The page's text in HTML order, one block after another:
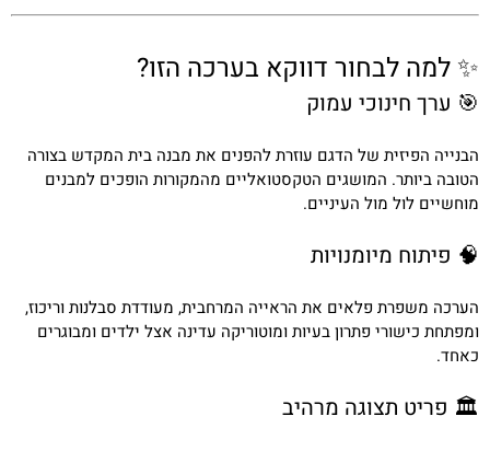
✨ למה לבחור דווקא בערכה הזו?
🎯 ערך חינוכי עמוק
הבנייה הפיזית של הדגם עוזרת להפנים את מבנה בית המקדש בצורה
הטובה ביותר. המושגים הטקסטואליים מהמקורות הופכים למבנים
מוחשיים לול מול העיניים.
🧠 פיתוח מיומנויות
הערכה משפרת פלאים את הראייה המרחבית, מעודדת סבלנות וריכוז,
ומפתחת כישורי פתרון בעיות ומוטוריקה עדינה אצל ילדים ומבוגרים
כאחד.
🏛️ פריט תצוגה מרהיב